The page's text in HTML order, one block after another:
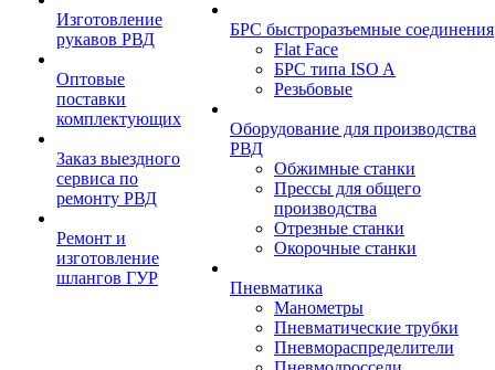
Изготовление
рукавов РВД
Оптовые
поставки
комплектующих
Заказ выездного
сервиса по
ремонту РВД
Ремонт и
изготовление
шлангов ГУР
БРС быстроразъемные соединения
Flat Face
БРС типа ISO A
Резьбовые
Оборудование для производства
РВД
Обжимные станки
Прессы для общего
производства
Отрезные станки
Окорочные станки
Пневматика
Манометры
Пневматические трубки
Пневмораспределители